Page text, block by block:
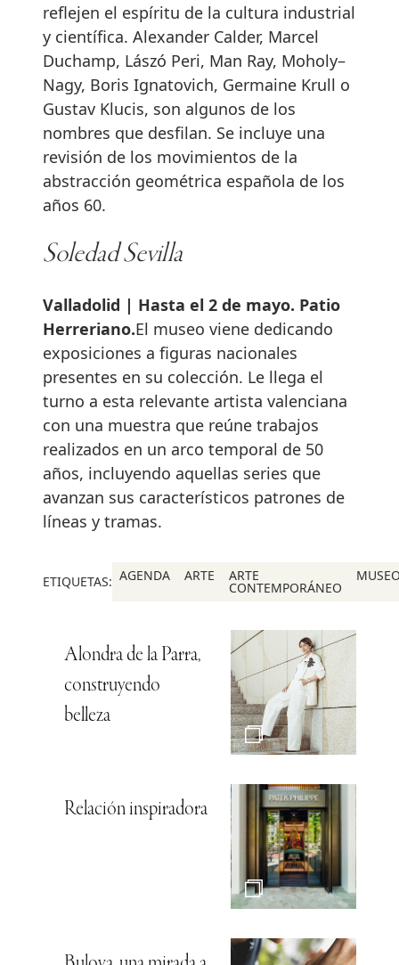
reflejen el espíritu de la cultura industrial
y científica. Alexander Calder, Marcel
Duchamp, Lászó Peri, Man Ray, Moholy–
Nagy, Boris Ignatovich, Germaine Krull o
Gustav Klucis, son algunos de los
nombres que desfilan. Se incluye una
revisión de los movimientos de la
abstracción geométrica española de los
años 60.
Soledad Sevilla
Valladolid | Hasta el 2 de mayo. Patio
Herreriano.El museo viene dedicando
exposiciones a figuras nacionales
presentes en su colección. Le llega el
turno a esta relevante artista valenciana
con una muestra que reúne trabajos
realizados en un arco temporal de 50
años, incluyendo aquellas series que
avanzan sus característicos patrones de
líneas y tramas.
ETIQUETAS: AGENDA ARTE ARTE
CONTEMPORÁNEO
Alondra de la Parra,
construyendo
belleza
Relación inspiradora